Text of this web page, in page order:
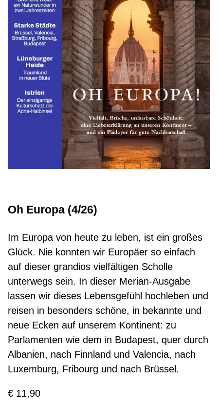
Oh Europa (4/26)
Im Europa von heute zu leben, ist ein großes
Glück. Nie konnten wir Europäer so einfach
auf dieser grandios vielfältigen Scholle
unterwegs sein. In dieser Merian-Ausgabe
lassen wir dieses Lebensgefühl hochleben und
reisen in besonders schöne, in bekannte und
neue Ecken auf unserem Kontinent: zu
Parlamenten wie dem in Budapest, quer durch
Albanien, nach Finnland und Valencia, nach
Luxemburg, Fribourg und nach Brüssel.
€ 11,90